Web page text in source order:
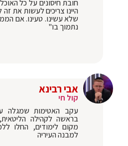
שלא עשינו. טעינו. אם
נתמוך בו"
אבי רבינא
קול חי
עקב האטימות שמגלה
בראשה לקהילה
מקום לימודים, החלו
למבנה העיריה